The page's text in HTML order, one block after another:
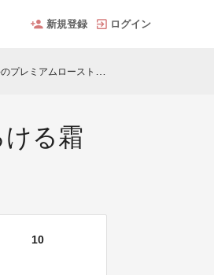
新規登録 ログイン
ーフ『とろける霜降りのサーロイン』
る霜
10